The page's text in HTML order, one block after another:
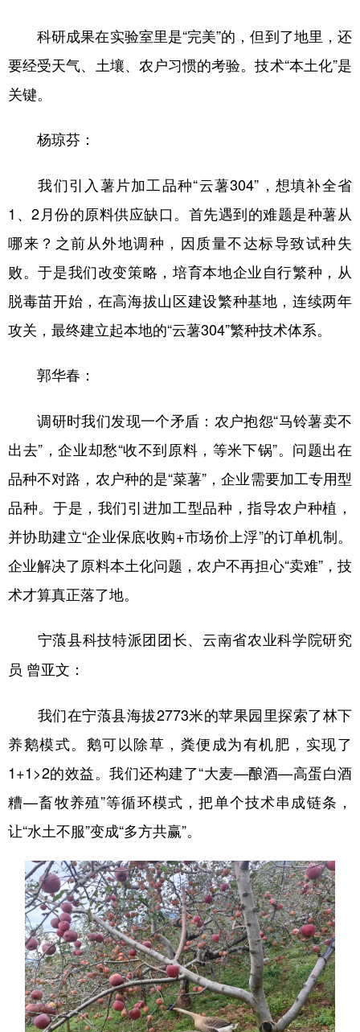
科研成果在实验室里是“完美”的，但到了地里，还
要经受天气、土壤、农户习惯的考验。技术“本土化”是
关键。
杨琼芬：
我们引入薯片加工品种“云薯304”，想填补全省
1、2月份的原料供应缺口。首先遇到的难题是种薯从
哪来？之前从外地调种，因质量不达标导致试种失
败。于是我们改变策略，培育本地企业自行繁种，从
脱毒苗开始，在高海拔山区建设繁种基地，连续两年
攻关，最终建立起本地的“云薯304”繁种技术体系。
郭华春：
调研时我们发现一个矛盾：农户抱怨“马铃薯卖不
出去”，企业却愁“收不到原料，等米下锅”。问题出在
品种不对路，农户种的是“菜薯”，企业需要加工专用型
品种。于是，我们引进加工型品种，指导农户种植，
并协助建立“企业保底收购+市场价上浮”的订单机制。
企业解决了原料本土化问题，农户不再担心“卖难”，技
术才算真正落了地。
宁蒗县科技特派团团长、云南省农业科学院研究
员 曾亚文：
我们在宁蒗县海拔2773米的苹果园里探索了林下
养鹅模式。鹅可以除草，粪便成为有机肥，实现了
1+1>2的效益。我们还构建了“大麦—酿酒—高蛋白酒
糟—畜牧养殖”等循环模式，把单个技术串成链条，
让“水土不服”变成“多方共赢”。